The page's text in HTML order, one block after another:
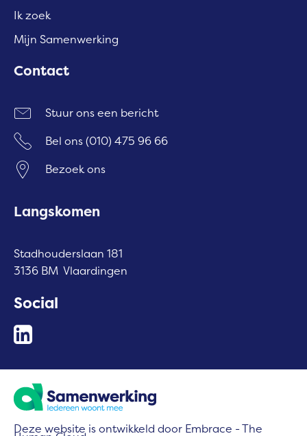
Ik zoek
Mijn Samenwerking
Contact
Stuur ons een bericht
Bel ons(010) 475 96 66
Bezoek ons
Langskomen
Stadhouderslaan 181
3136 BM Vlaardingen
Social
Deze website is ontwikkeld door Embrace - The